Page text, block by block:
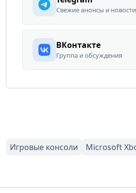
Свежие анонсы и новости
ВКонтакте
Группа и обсуждения